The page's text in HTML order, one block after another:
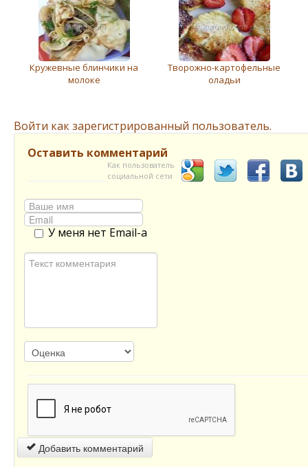
Кружевные блинчики на
молоке
Творожно-картофельные
оладьи
Войти как зарегистрированный пользователь.
Оставить комментарий
Как пользователь
социальной сети
У меня нет Email-а
Добавить комментарий